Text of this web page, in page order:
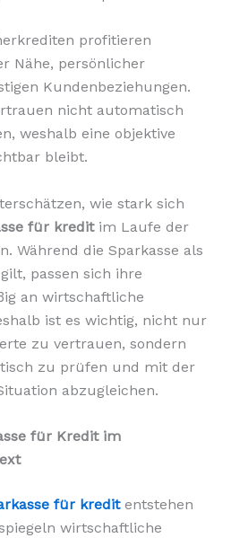
profitieren
Nähe, persönlicher
Kundenbeziehungen.
nicht automatisch
weshalb eine objektive
bleibt.
wie stark sich
für kreditim Laufe der
Während die Sparkasse als
passen sich ihre
an wirtschaftliche
ist es wichtig, nicht nur
zu vertrauen, sondern
zu prüfen und mit der
abzugleichen.
für Kredit im
für kreditentstehen
wirtschaftliche